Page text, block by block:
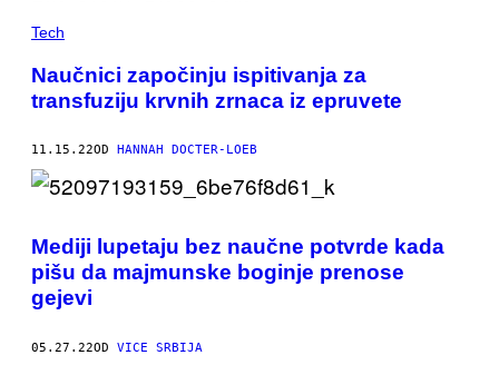
Tech
Naučnici započinju ispitivanja za
transfuziju krvnih zrnaca iz epruvete
11.15.22OD HANNAH DOCTER-LOEB
Mediji lupetaju bez naučne potvrde kada
pišu da majmunske boginje prenose
gejevi
05.27.22OD VICE SRBIJA